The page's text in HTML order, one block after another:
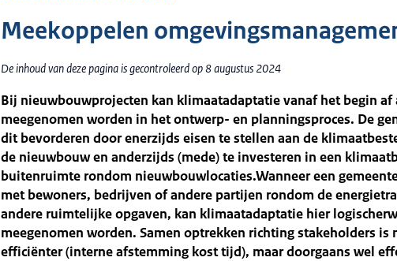
Meekoppelen
De inhoud van deze pagina is gecontroleerd op 8 augustus 2024
Bij nieuwbouwprojecten kan klimaatadaptatie vanaf het begin af
meegenomen worden in het ontwerp- en planningsproces. De
dit bevorderen door enerzijds eisen te stellen aan de
de nieuwbouw en anderzijds (mede) te investeren in een
buitenruimte rondom nieuwbouwlocaties.Wanneer een
met bewoners, bedrijven of andere partijen rondom de
andere ruimtelijke opgaven, kan klimaatadaptatie hier
meegenomen worden. Samen optrekken richting stakeholders is
efficiënter (interne afstemming kost tijd), maar doorgaans wel